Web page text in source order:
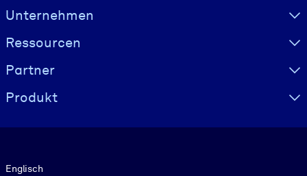
Visually hidden Text
Unternehmen
Ressourcen
Partner
Produkt
Englisch